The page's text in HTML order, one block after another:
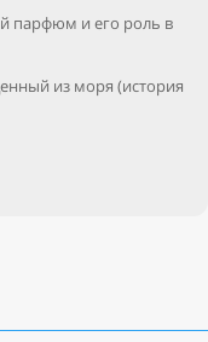
парфюм и его роль в
из моря (история